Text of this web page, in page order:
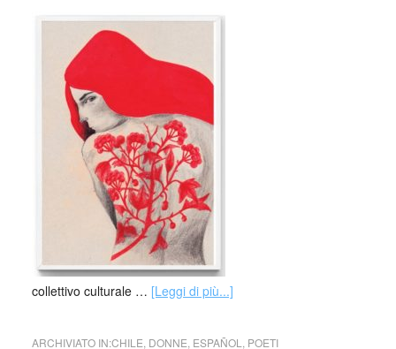
collettivo culturale … [Leggi di più...]
ARCHIVIATO IN:CHILE DONNE ESPAÑOL POETI